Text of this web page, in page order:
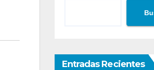
Entradas Recientes